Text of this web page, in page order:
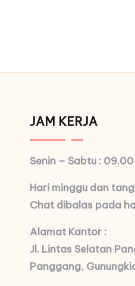
JAM KERJA
Senin – Sabtu :
Hari minggu dan
Chat dibalas pada
Alamat Kantor :
Jl. Lintas Selatan
Panggang,